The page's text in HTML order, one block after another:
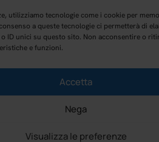
utilizziamo tecnologie come i cookie per
a queste tecnologie ci permetterà di
ID unici su questo sito. Non acconsentire o
e funzioni.
Accetta
Nega
Visualizza le preferenze